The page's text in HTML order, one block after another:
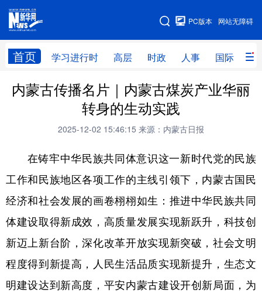
网站无障碍
PC版本
首页 学习进行时 高层 时政 人事 国际 财
网站地图
学习进行时 高层 时政 人事
财经 网评
全球连线
科技 科创 量子 体育
文化 书画 健康 军事
法律 中央文件 金融 汽车
食品 人居 信息化 数字经济
学术中国 乡村振兴 银龄 溯源中国
内蒙古传播名片｜内蒙古煤炭产业华丽
转身的生动实践
2025-12-02 15:46:15 来源：内蒙古日报
在铸牢中华民族共同体意识这一新时代党的民族
工作和民族地区各项工作的主线引领下，内蒙古国民
经济和社会发展的画卷栩栩如生：推进中华民族共同
体建设取得新成效，高质量发展实现新跃升，科技创
新迈上新台阶，深化改革开放实现新突破，社会文明
程度得到新提高，人民生活品质实现新提升，生态文
明建设达到新高度，平安内蒙古建设开创新局面，为